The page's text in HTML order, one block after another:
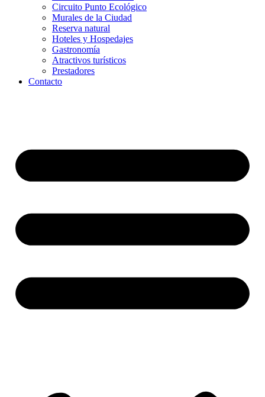
Circuito Punto Ecológico
Murales de la Ciudad
Reserva natural
Hoteles y Hospedajes
Gastronomía
Atractivos turísticos
Prestadores
Contacto